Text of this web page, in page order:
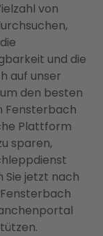
von
und die
auf unser
den besten
Fensterbach
Plattform
sparen,
Sie jetzt nach